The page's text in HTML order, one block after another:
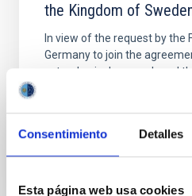
Consentimiento Detalles
Esta página web usa cookies
the Kingdom of
In view of the request by the
Germany to join the
astrophysical research and
governments of the